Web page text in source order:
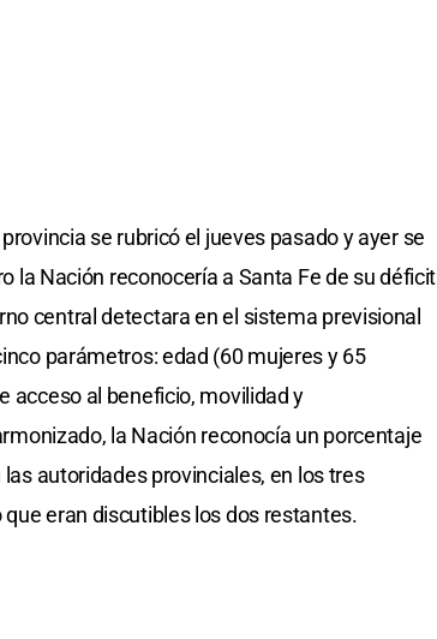
se rubricó el jueves pasado y ayer se
la Nación reconocería a Santa Fe de su déficit
central detectara en el sistema previsional
parámetros: edad (60 mujeres y 65
acceso al beneficio, movilidad y
la Nación reconocía un porcentaje
autoridades provinciales, en los tres
eran discutibles los dos restantes.